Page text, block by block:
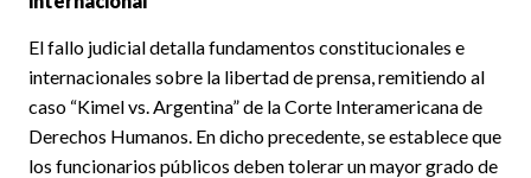
El fallo judicial detalla fundamentos constitucionales e
internacionales sobre la libertad de prensa, remitiendo al
caso “Kimel vs. Argentina” de la Corte Interamericana de
Derechos Humanos. En dicho precedente, se establece que
los funcionarios públicos deben tolerar un mayor grado de